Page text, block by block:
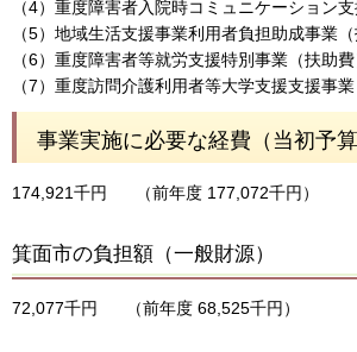
（4）重度障害者入院時コミュニケーション支
（5）地域生活支援事業利用者負担助成事業（
（6）重度障害者等就労支援特別事業（扶助費
（7）重度訪問介護利用者等大学支援支援事業
事業実施に必要な経費（当初予算
174,921千円 （前年度 177,072千円）
箕面市の負担額（一般財源）
72,077千円 （前年度 68,525千円）